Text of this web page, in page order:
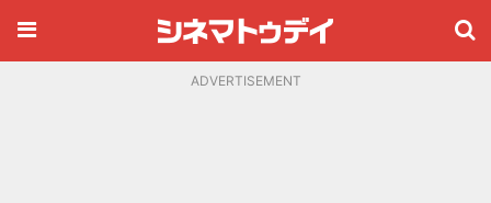
ADVERTISEMENT